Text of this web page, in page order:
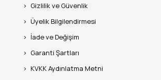
Gizlilik ve Güvenlik
Üyelik Bilgilendirmesi
İade ve Değişim
Garanti Şartları
KVKK Aydınlatma Metni